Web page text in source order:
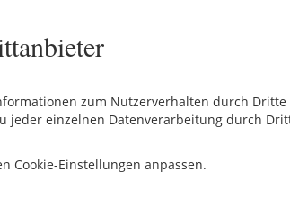
zum Nutzerverhalten durch
jeder einzelnen Datenverarbeitung durch
Cookie-Einstellungen anpassen.